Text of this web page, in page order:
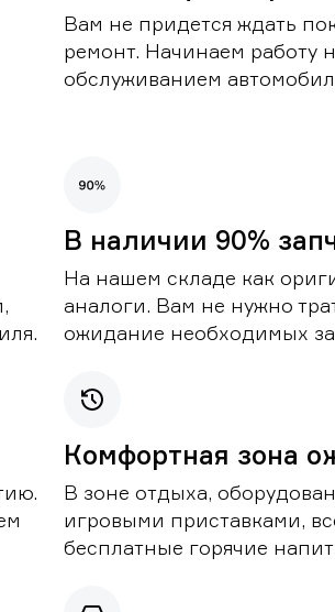
Вам не придется ждать
ремонт. Начинаем работу
обслуживанием
В наличии 90%
На нашем складе как
аналоги. Вам не нужно
ожидание необходимых
Комфортная зона
В зоне отдыха,
игровыми приставками,
бесплатные горячие